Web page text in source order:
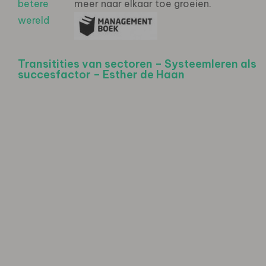
meer naar elkaar toe groeien.
Transitities van sectoren – Systeemleren als
succesfactor – Esther de Haan